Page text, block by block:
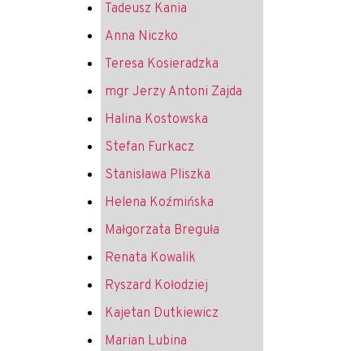
Tadeusz Kania
Anna Niczko
Teresa Kosieradzka
mgr Jerzy Antoni Zajda
Halina Kostowska
Stefan Furkacz
Stanisława Pliszka
Helena Koźmińska
Małgorzata Breguła
Renata Kowalik
Ryszard Kołodziej
Kajetan Dutkiewicz
Marian Lubina